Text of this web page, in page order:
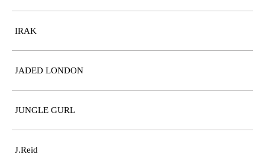
IRAK
JADED LONDON
JUNGLE GURL
J.Reid